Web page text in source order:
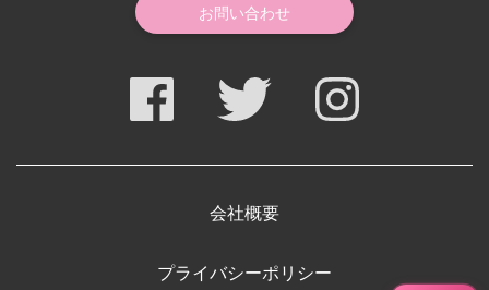
お問い合わせ
会社概要
プライバシーポリシー